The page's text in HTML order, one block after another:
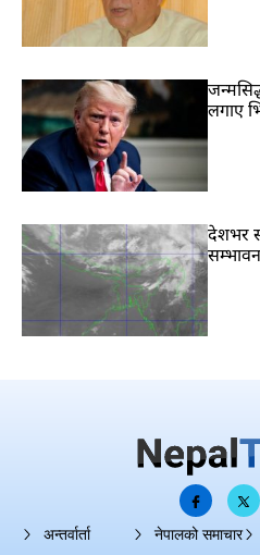
लगाए
देशभर
अन्तर्वार्ता नेपालको समाचार